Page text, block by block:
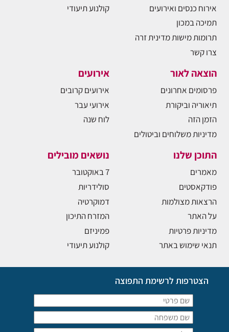
אירוח כנסים ואירועים
תמיכה במכון
תרומות מישות מדינית זרה
צרו קשר
קולנוע תיעודי
הוצאה לאור
פרסומים אחרונים
תיאוריה וביקורת
הזמן הזה
מדיניות משלוחים וביטולים
אירועים
אירועים קרובים
אירועי עבר
לוח שנה
התוכן שלנו
מאמרים
פודקאסטים
הרצאות מצולמות
על האתר
מדיניות פרטיות
תנאי שימוש באתר
נושאים מובילים
7 באוקטובר
סולידריות
דמוקרטיה
המזרח התיכון
פמיניזם
קולנוע תיעודי
הצטרפות לרשימת התפוצה